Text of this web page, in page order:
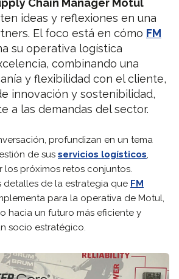
ideas y reflexiones en una
El foco está en cómo FM
su operativa logística
combinando una
y flexibilidad con el cliente,
innovación y sostenibilidad,
a las demandas del sector.
profundizan en un tema
de sus servicios logísticos
los próximos retos conjuntos.
de la estrategia que FM
para la operativa de Motul,
hacia un futuro más eficiente y
socio estratégico.